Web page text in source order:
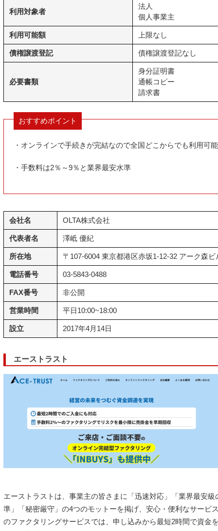
利用対象者
法人
個人事業主
利用可能額 上限なし
債権譲渡登記 債権譲渡登記なし
必要書類
身分証明書
通帳コピー
請求書
おすすめポイント
・オンラインで手続きが完結なので全国どこからでも利用可能
・手数料は2％～9％と業界最安水準
会社名 OLTA株式会社
代表者名 澤岻 優紀
所在地 〒107-6004 東京都港区赤坂1-12-32 アーク森ビ
電話番号 03-5843-0488
FAX番号 非公開
営業時間 平日10:00~18:00
設立 2017年4月14日
エーストラスト
エーストラストは、事業主の皆さまに「迅速対応」「業界最安
準」「秘密厳守」の4つのモットーを掲げ、安心・便利なサービ
のファクタリングサービスでは、申し込みから最短2時間で資金